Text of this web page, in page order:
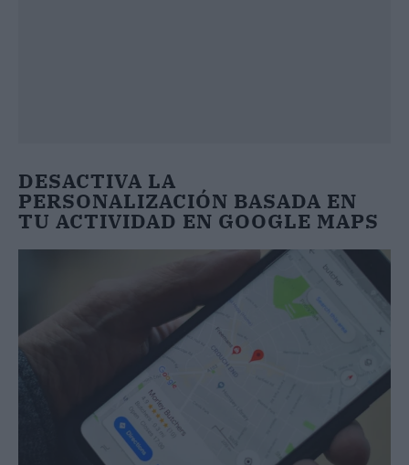
DESACTIVA LA
PERSONALIZACIÓN BASADA EN
TU ACTIVIDAD EN GOOGLE MAPS